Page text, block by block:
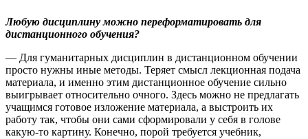
Любую дисциплину можно переформатировать для
дистанционного обучения?
— Для гуманитарных дисциплин в дистанционном обучении
просто нужны иные методы. Теряет смысл лекционная подача
материала, и именно этим дистанционное обучение сильно
выигрывает относительно очного. Здесь можно не предлагать
учащимся готовое изложение материала, а выстроить их
работу так, чтобы они сами сформировали у себя в голове
какую-то картину. Конечно, порой требуется учебник,